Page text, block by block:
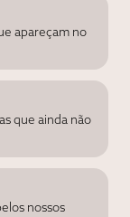
apareçam no
que ainda não
nossos